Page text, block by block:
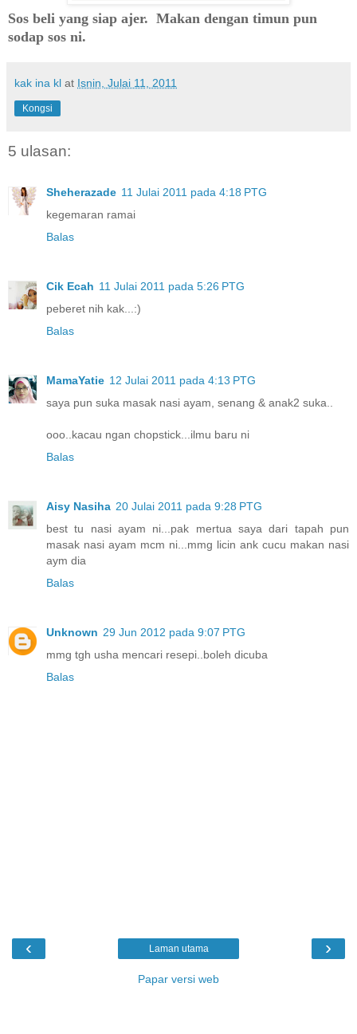
Sos beli yang siap ajer. Makan dengan timun pun
sodap sos ni.
kak ina kl at Isnin, Julai 11, 2011
Kongsi
5 ulasan:
Sheherazade 11 Julai 2011 pada 4:18 PTG
kegemaran ramai
Balas
Cik Ecah 11 Julai 2011 pada 5:26 PTG
peberet nih kak...:)
Balas
MamaYatie 12 Julai 2011 pada 4:13 PTG
saya pun suka masak nasi ayam, senang & anak2 suka..
ooo..kacau ngan chopstick...ilmu baru ni
Balas
Aisy Nasiha 20 Julai 2011 pada 9:28 PTG
best tu nasi ayam ni...pak mertua saya dari tapah pun
masak nasi ayam mcm ni...mmg licin ank cucu makan nasi
aym dia
Balas
Unknown 29 Jun 2012 pada 9:07 PTG
mmg tgh usha mencari resepi..boleh dicuba
Balas
‹ ›
Laman utama
Papar versi web